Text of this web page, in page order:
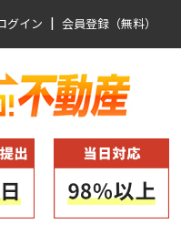
グイン |会員登録（無料）